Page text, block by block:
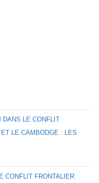
DANS LE CONFLIT
LE CAMBODGE : LES
CONFLIT FRONTALIER